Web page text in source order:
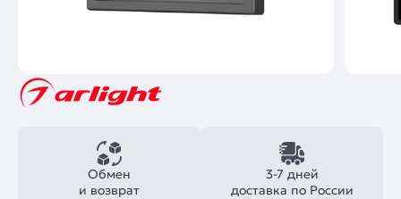
3-7 дней
доставка по России
Обмен
и возврат